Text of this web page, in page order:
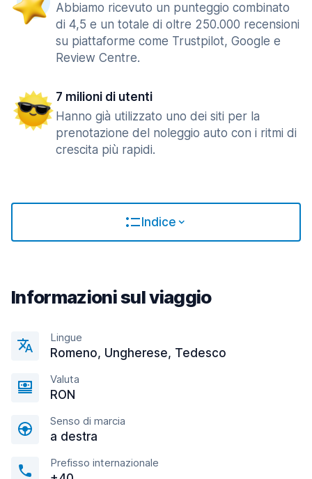
Abbiamo ricevuto un punteggio combinato
di 4,5 e un totale di oltre 250.000 recensioni
su piattaforme come Trustpilot, Google e
Review Centre.
7 milioni di utenti
Hanno già utilizzato uno dei siti per la
prenotazione del noleggio auto con i ritmi di
crescita più rapidi.
Indice
Informazioni sul viaggio
Lingue
Romeno, Ungherese, Tedesco
Valuta
RON
Senso di marcia
a destra
Prefisso internazionale